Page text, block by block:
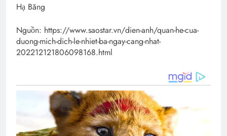
Hạ Băng
Nguồn: https://www.saostar.vn/dien-anh/quan-he-cua-
duong-mich-dich-le-nhiet-ba-ngay-cang-nhat-
202212121806098168.html